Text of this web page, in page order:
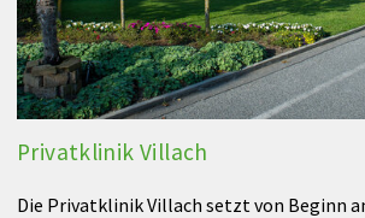
Privatklinik Villach
Die Privatklinik Villach setzt von Beginn